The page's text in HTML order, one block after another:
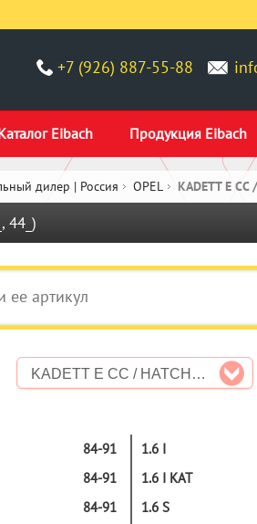
+7 (926) 887-55-88
Eibach Продукция Eibach
дилер | Россия OPEL KADETT E CC
44_)
KADETT E CC / HATCHBACK (33_, 34_, 43_, 44_)
84-91
84-91
84-91
1.6 I
1.6 I KAT
1.6 S